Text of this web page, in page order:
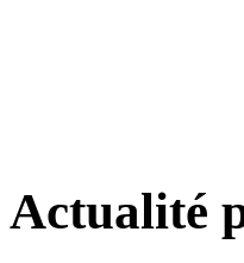
Actualité